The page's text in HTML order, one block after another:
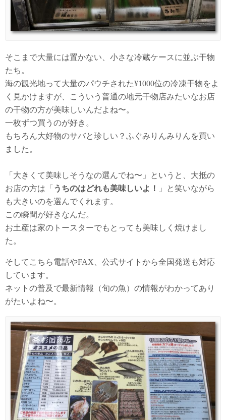
そこまで大量には置かない、小さな冷蔵ケースに並ぶ干物
たち。
海の観光地って大量のパウチされた¥1000位の冷凍干物をよ
く見かけますが、こういう普通の地元干物店みたいなお店
の干物の方が美味しいんだよね〜。
一枚ずつ買うのが好き。
もちろん大好物のサバと珍しい？ふぐみりんみりんを買い
ました。
「大きくて美味しそうなの選んでね〜」というと、大抵の
お店の方は「 うちのはどれも美味しいよ！
」と笑いながら
も大きいのを選んでくれます。
この瞬間が好きなんだ。
お土産は家のトースターでもとっても美味しく焼けまし
た。
そしてこちら電話やFAX、公式サイトから全国発送も対応
しています。
ネットの普及で最新情報（旬の魚）の情報がわかってあり
がたいよね〜。